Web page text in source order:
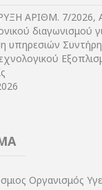
ΑΡIΘΜ. 7/2026,
διαγωνισμού
υπηρεσιών
Οργανισμός